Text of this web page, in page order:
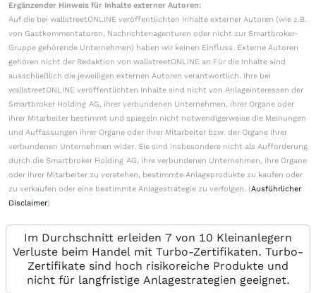
Ergänzender Hinweis für Inhalte externer Autoren:
Auf die bei wallstreetONLINE veröffentlichten Inhalte externer Autoren (wie z.B.
von Gastkommentatoren, Nachrichtenagenturen oder nicht zur Smartbroker-
Gruppe gehörende Unternehmen) haben wir keinen Einfluss. Externe Autoren
gehören nicht der Redaktion von wallstreetONLINE an.Für die Inhalte sind
ausschließlich die jeweiligen externen Autoren verantwortlich. Ihre bei
wallstreetONLINE veröffentlichten Inhalte sind nicht von Anlageinteressen der
Smartbroker Holding AG, ihrer verbundenen Unternehmen, ihrer Organe oder
ihrer Mitarbeiter bestimmt und spiegeln nicht notwendigerweise die Meinungen
und Auffassungen ihrer Organe oder ihrer Mitarbeiter bzw. der Organe ihrer
verbundenen Unternehmen wider. Sie sind insbesondere nicht als Aufforderung
durch die Smartbroker Holding AG, ihre verbundenen Unternehmen, ihre Organe
oder ihrer Mitarbeiter zu verstehen, bestimmte Anlageprodukte zu kaufen oder
zu verkaufen oder eine bestimmte Anlagestrategie zu verfolgen. (Ausführlicher
Disclaimer)
Im Durchschnitt erleiden 7 von 10 Kleinanlegern
Verluste beim Handel mit Turbo-Zertifikaten. Turbo-
Zertifikate sind hoch risikoreiche Produkte und
nicht für langfristige Anlagestrategien geeignet.